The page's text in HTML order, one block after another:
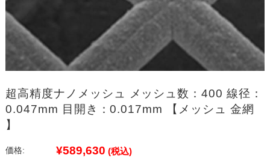
超高精度ナノメッシュ メッシュ数：400 線径：
0.047mm 目開き：0.017mm 【メッシュ 金網
】
価格: ¥589,630 (税込)